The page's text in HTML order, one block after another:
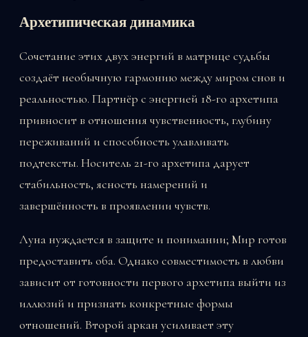
Архетипическая динамика
Сочетание этих двух энергий в матрице судьбы
создаёт необычную гармонию между миром снов и
реальностью. Партнёр с энергией 18-го архетипа
привносит в отношения чувственность, глубину
переживаний и способность улавливать
подтексты. Носитель 21-го архетипа дарует
стабильность, ясность намерений и
завершённость в проявлении чувств.
Луна нуждается в защите и понимании; Мир готов
предоставить оба. Однако совместимость в любви
зависит от готовности первого архетипа выйти из
иллюзий и признать конкретные формы
отношений. Второй аркан усиливает эту